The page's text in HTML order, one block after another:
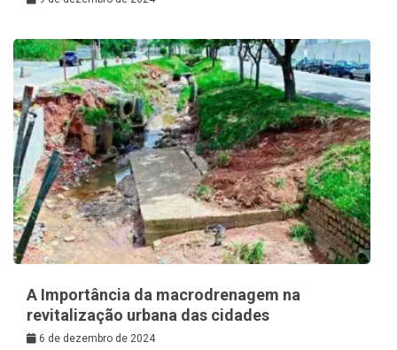
A Importância da macrodrenagem na
revitalização urbana das cidades
6 de dezembro de 2024